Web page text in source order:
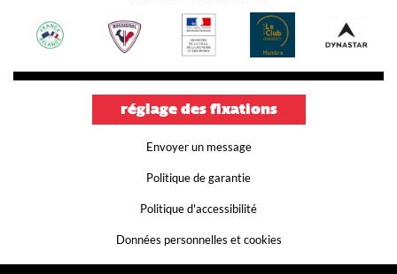
réglage des fixations
Envoyer un message
Politique de garantie
Politique d'accessibilité
Données personnelles et cookies